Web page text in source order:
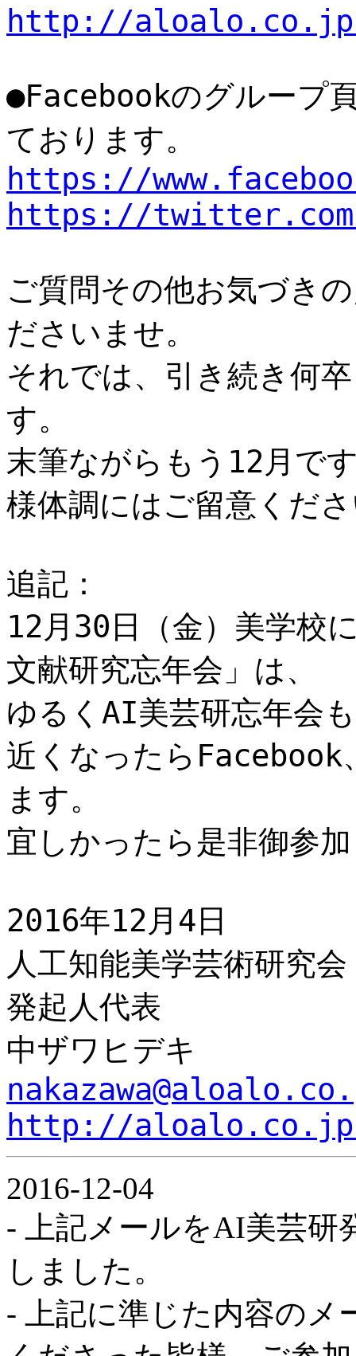
http://
●Facebookのグループ
ております。
https://
https://
ご質問その他お気づき
ださいませ。
それでは、引き続き何
す。
末筆ながらもう12月で
様体調にはご留意くだ
追記：
12月30日（金）美学校
文献研究忘年会」は、
ゆるくAI美芸研忘年会
近くなったら
ます。
宜しかったら是非御参
2016年12月4日
人工知能美学芸術研究会
発起人代表
中ザワヒデキ
http://aloalo.co.jp/
2016-12-04
- 上記メールをAI美芸研
しました。
- 上記に準じた内容のメ